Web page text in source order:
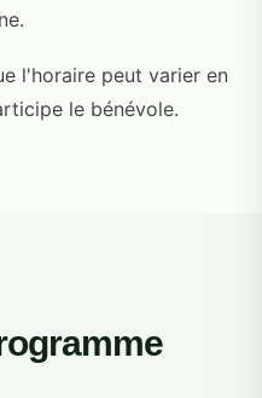
l'horaire peut varier en
le bénévole.